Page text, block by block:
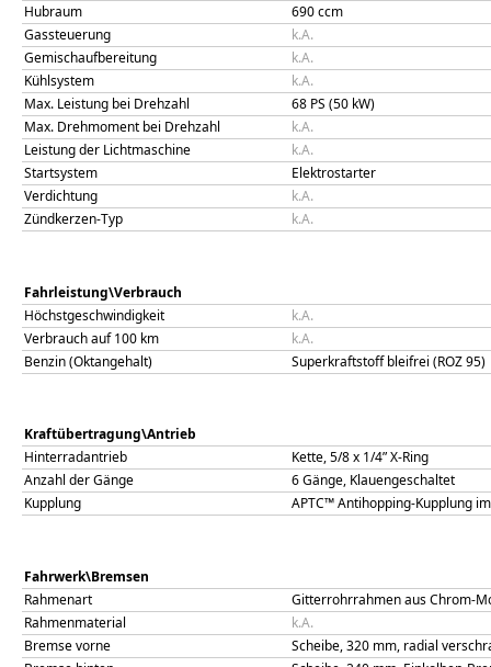
Hubraum
690ccm
Gassteuerung
k.A.
Gemischaufbereitung
k.A.
Kühlsystem
k.A.
Max. Leistung bei Drehzahl
68 PS (50 kW)
Max. Drehmoment bei Drehzahl
k.A.
Leistung der Lichtmaschine
k.A.
Startsystem
Elektrostarter
Verdichtung
k.A.
Zündkerzen-Typ
k.A.
Fahrleistung\Verbrauch
Höchstgeschwindigkeit
k.A.
Verbrauch auf 100 km
k.A.
Benzin (Oktangehalt)
Superkraftstoff bleifrei (ROZ 95)
Kraftübertragung\Antrieb
Hinterradantrieb
Kette, 5/8 x 1/4” X‑Ring
Anzahl der Gänge
6 Gänge, Klauengeschaltet
Kupplung
APTC™ Antihopping‑Kupplung
Fahrwerk\Bremsen
Rahmenart
Gitterrohrrahmen aus Chrom-
Rahmenmaterial
k.A.
Bremse vorne
Scheibe, 320 mm, radial